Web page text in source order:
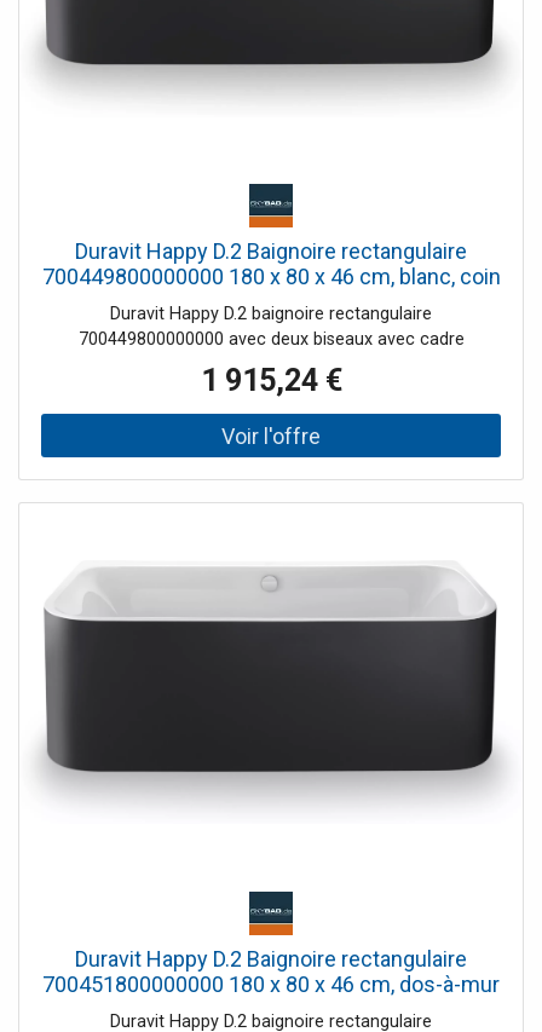
baignoire (chrome), ensemble de vidage et de trop-plein,
avec entrée au sol (chrome), éclairage LED coloré, avec
Duravit Happy D.2 Baignoire rectangulaire
700449800000000 180 x 80 x 46 cm, blanc, coin
gauche, acrylique Graphit Match2 Supermatt
Duravit Happy D.2 baignoire rectangulaire
700449800000000 avec deux biseaux avec cadre
1 915,24 €
Duravit Happy D.2 Baignoire rectangulaire
700451800000000 180 x 80 x 46 cm, dos-à-mur
Graphit , acrylique Graphit Match2 Graphit mat,
Duravit Happy D.2 baignoire rectangulaire